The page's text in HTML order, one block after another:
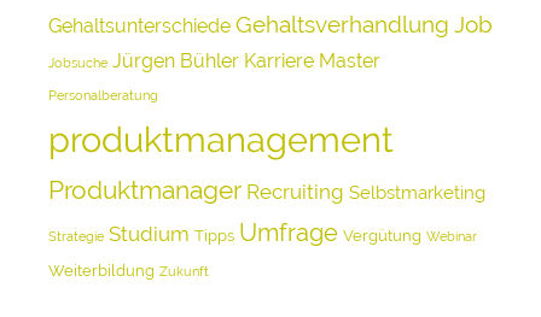
Gehaltsunterschiede Gehaltsverhandlung Job
Jobsuche Jürgen Bühler Karriere Master
Personalberatung
produktmanagement
Produktmanager Recruiting Selbstmarketing
Strategie Studium Tipps Umfrage Vergütung Webinar
Weiterbildung Zukunft